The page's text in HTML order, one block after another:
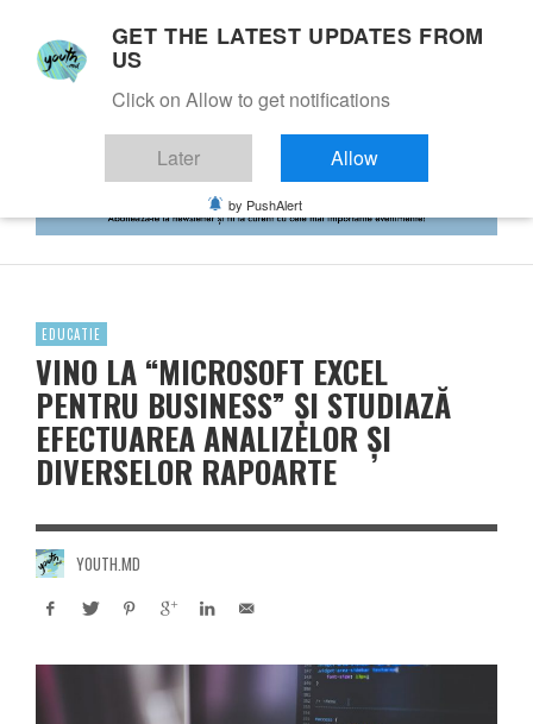
EDUCATIE
VINO LA “MICROSOFT EXCEL
PENTRU BUSINESS” ȘI STUDIAZĂ
EFECTUAREA ANALIZELOR ȘI
DIVERSELOR RAPOARTE
YOUTH.MD
GET THE LATEST UPDATES FROM
US
Click on Allow to get notifications
Later Allow
by PushAlert